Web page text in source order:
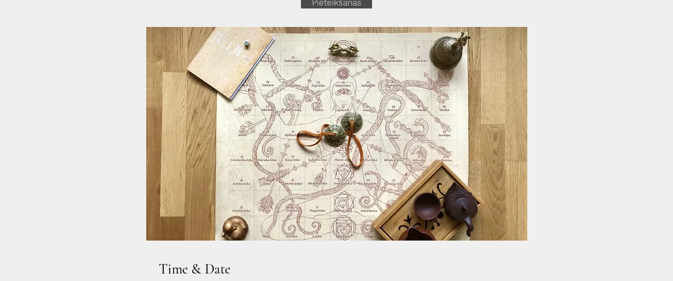
Pieteikšanās
Time & Date